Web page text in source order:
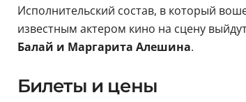
Исполнительский состав, в который
известным актером кино на сцену
Балай и Маргарита Алешина.
Билеты и цены